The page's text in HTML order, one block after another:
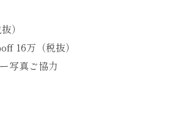
）
16万（税抜）
写真ご協力